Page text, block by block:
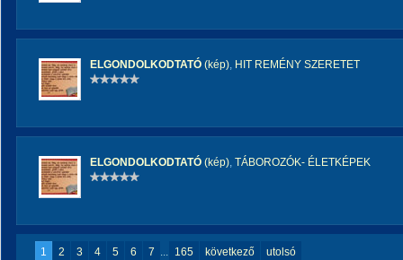
ELGONDOLKODTATÓ (kép), HIT REMÉNY SZERETET
ELGONDOLKODTATÓ (kép), TÁBOROZÓK- ÉLETKÉPEK
1 2 3 4 5 6 7 ... 165 következő utolsó